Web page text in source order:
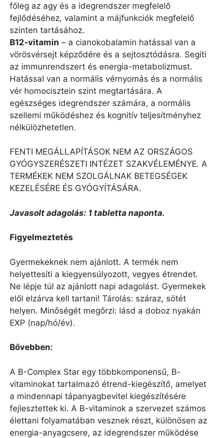
főleg az agy és a idegrendszer megfelelő
fejlődéséhez, valamint a májfunkciók megfelelő
szinten tartásához.
B12-vitamin – a cianokobalamin hatással van a
vörösvérsejt képződére és a sejtosztódásra. Segíti
az immunrendszert és energia-metabolizmust.
Hatással van a normális vérnyomás és a normális
vér homocisztein szint megtartására. A
egészséges idegrendszer számára, a normális
szellemi működéshez és kognitív teljesítményhez
nélkülözhetetlen.
FENTI MEGÁLLAPÍTÁSOK NEM AZ ORSZÁGOS
GYÓGYSZERÉSZETI INTÉZET SZAKVÉLEMÉNYE. A
TERMÉKEK NEM SZOLGÁLNAK BETEGSÉGEK
KEZELÉSÉRE ÉS GYÓGYÍTÁSÁRA.
Javasolt adagolás: 1 tabletta naponta.
Figyelmeztetés
Gyermekeknek nem ajánlott. A termék nem
helyettesíti a kiegyensúlyozott, vegyes étrendet.
Ne lépje túl az ajánlott napi adagolást. Gyermekek
elől elzárva kell tartani! Tárolás: száraz, sötét
helyen. Minőségét megőrzi: lásd a doboz nyakán
EXP (nap/hó/év).
Bővebben:
A B-Complex Star egy többkomponensű, B-
vitaminokat tartalmazó étrend-kiegészítő, amelyet
a mindennapi tápanyagbevitel kiegészítésére
fejlesztettek ki. A B-vitaminok a szervezet számos
élettani folyamatában vesznek részt, különösen az
energia-anyagcsere, az idegrendszer működése